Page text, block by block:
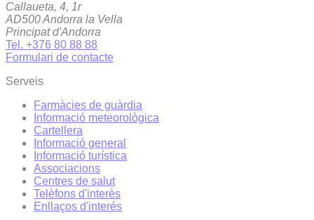
Callaueta, 4, 1r
AD500 Andorra la Vella
Principat d'Andorra
Tel. +376 80 88 88
Formulari de contacte
Serveis
Farmàcies de guàrdia
Informació meteorològica
Cartellera
Informació general
Informació turística
Associacions
Centres de salut
Telèfons d'interès
Enllaços d'interés